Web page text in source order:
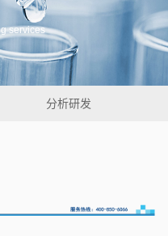
services
分析研发